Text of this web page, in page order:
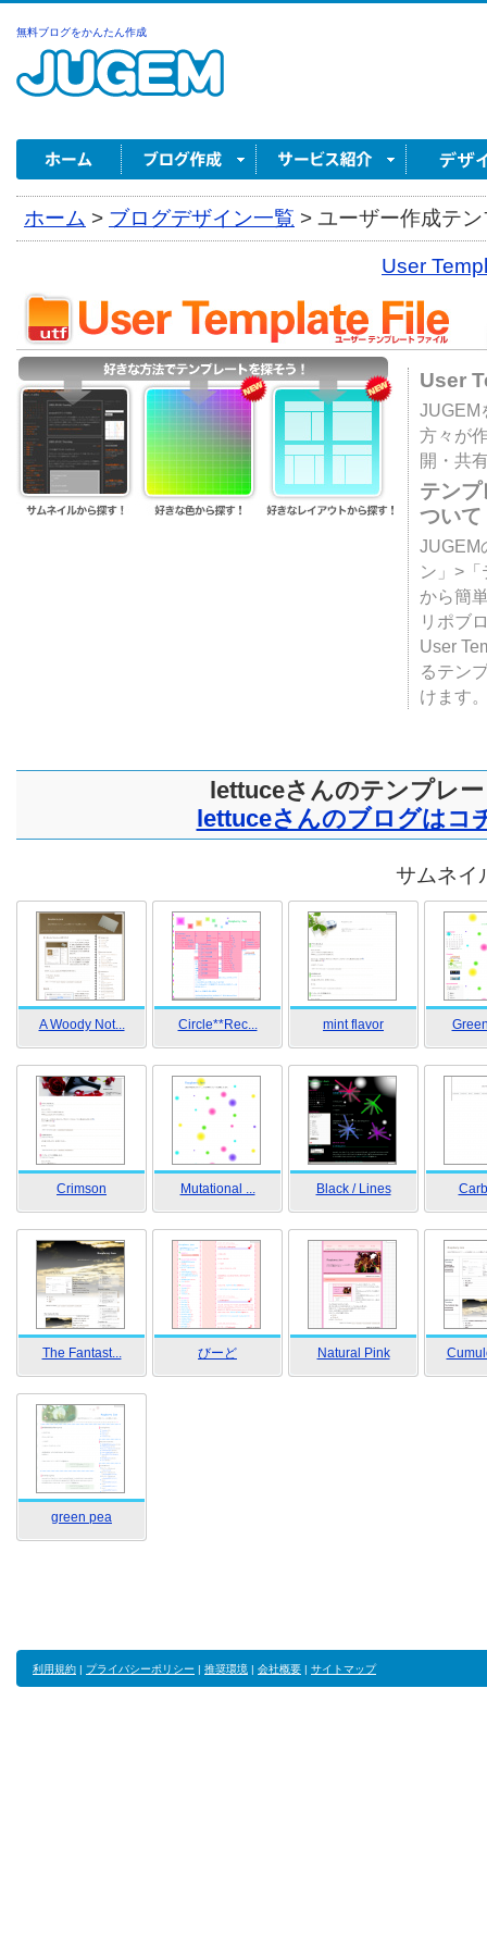
無料ブログをかんたん作成
ホーム > ブログデザイン一覧 > ユーザー作成テ
User
User
JUGEM
方々が
開・共
テン
ついて
JUGEM
ン」>
から簡
リポブ
User
るテン
けます
lettuceさんのテンプレ
lettuceさんのブログはコ
サムネイ
A Woody Not... Circle**Rec... mint flavor
Crimson Mutational ... Black / Lines
The Fantast... びーど Natural Pink
green pea
利用規約 | プライバシーポリシー | 推奨環境 | 会社概要 | サイトマップ